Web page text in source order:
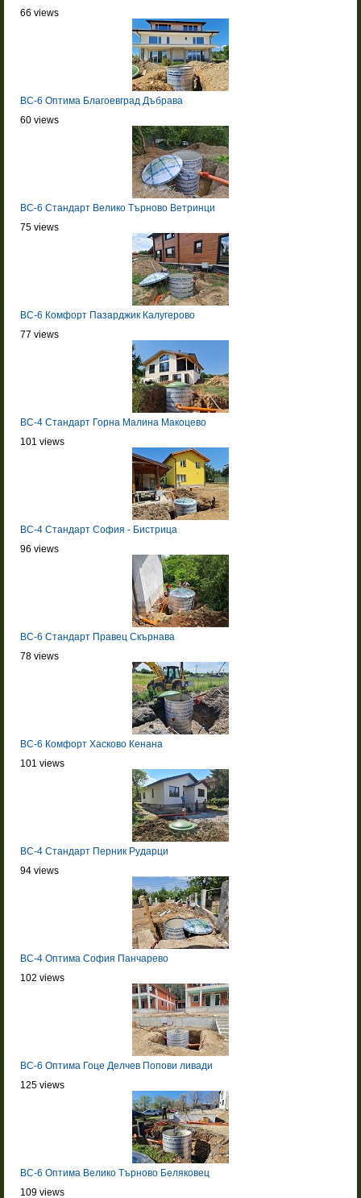
66 views
BC-6 Оптима Благоевград Дъбрава
60 views
BC-6 Стандарт Велико Търново Ветринци
75 views
BC-6 Комфорт Пазарджик Калугерово
77 views
BC-4 Стандарт Горна Малина Макоцево
101 views
BC-4 Стандарт София - Бистрица
96 views
BC-6 Стандарт Правец Скърнава
78 views
BC-6 Комфорт Хасково Кенана
101 views
BC-4 Стандарт Перник Рударци
94 views
BC-4 Оптима София Панчарево
102 views
BC-6 Оптима Гоце Делчев Попови ливади
125 views
BC-6 Оптима Велико Търново Беляковец
109 views